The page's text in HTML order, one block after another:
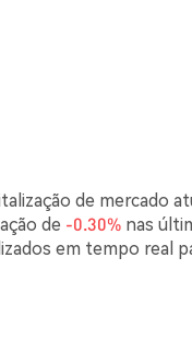
de mercado
de -0.30% nas
em tempo real